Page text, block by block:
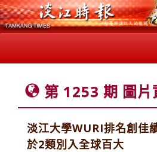
第 1253 期 圖片
淡江大學WURI排名創佳
於2類別入全球百大